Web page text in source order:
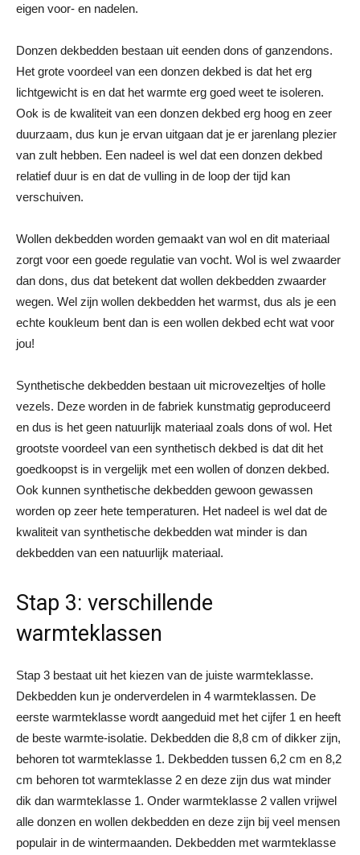
eigen voor- en nadelen.
Donzen dekbedden bestaan uit eenden dons of ganzendons.
Het grote voordeel van een donzen dekbed is dat het erg
lichtgewicht is en dat het warmte erg goed weet te isoleren.
Ook is de kwaliteit van een donzen dekbed erg hoog en zeer
duurzaam, dus kun je ervan uitgaan dat je er jarenlang plezier
van zult hebben. Een nadeel is wel dat een donzen dekbed
relatief duur is en dat de vulling in de loop der tijd kan
verschuiven.
Wollen dekbedden worden gemaakt van wol en dit materiaal
zorgt voor een goede regulatie van vocht. Wol is wel zwaarder
dan dons, dus dat betekent dat wollen dekbedden zwaarder
wegen. Wel zijn wollen dekbedden het warmst, dus als je een
echte koukleum bent dan is een wollen dekbed echt wat voor
jou!
Synthetische dekbedden bestaan uit microvezeltjes of holle
vezels. Deze worden in de fabriek kunstmatig geproduceerd
en dus is het geen natuurlijk materiaal zoals dons of wol. Het
grootste voordeel van een synthetisch dekbed is dat dit het
goedkoopst is in vergelijk met een wollen of donzen dekbed.
Ook kunnen synthetische dekbedden gewoon gewassen
worden op zeer hete temperaturen. Het nadeel is wel dat de
kwaliteit van synthetische dekbedden wat minder is dan
dekbedden van een natuurlijk materiaal.
Stap 3: verschillende
warmteklassen
Stap 3 bestaat uit het kiezen van de juiste warmteklasse.
Dekbedden kun je onderverdelen in 4 warmteklassen. De
eerste warmteklasse wordt aangeduid met het cijfer 1 en heeft
de beste warmte-isolatie. Dekbedden die 8,8 cm of dikker zijn,
behoren tot warmteklasse 1. Dekbedden tussen 6,2 cm en 8,2
cm behoren tot warmteklasse 2 en deze zijn dus wat minder
dik dan warmteklasse 1. Onder warmteklasse 2 vallen vrijwel
alle donzen en wollen dekbedden en deze zijn bij veel mensen
populair in de wintermaanden. Dekbedden met warmteklasse